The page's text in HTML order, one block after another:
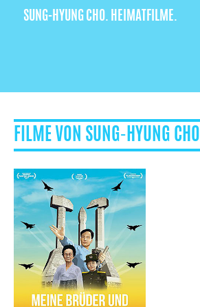
SUNG-HYUNG CHO. HEIMATFILME.
FILME VON SUNG-HYUNG CHO